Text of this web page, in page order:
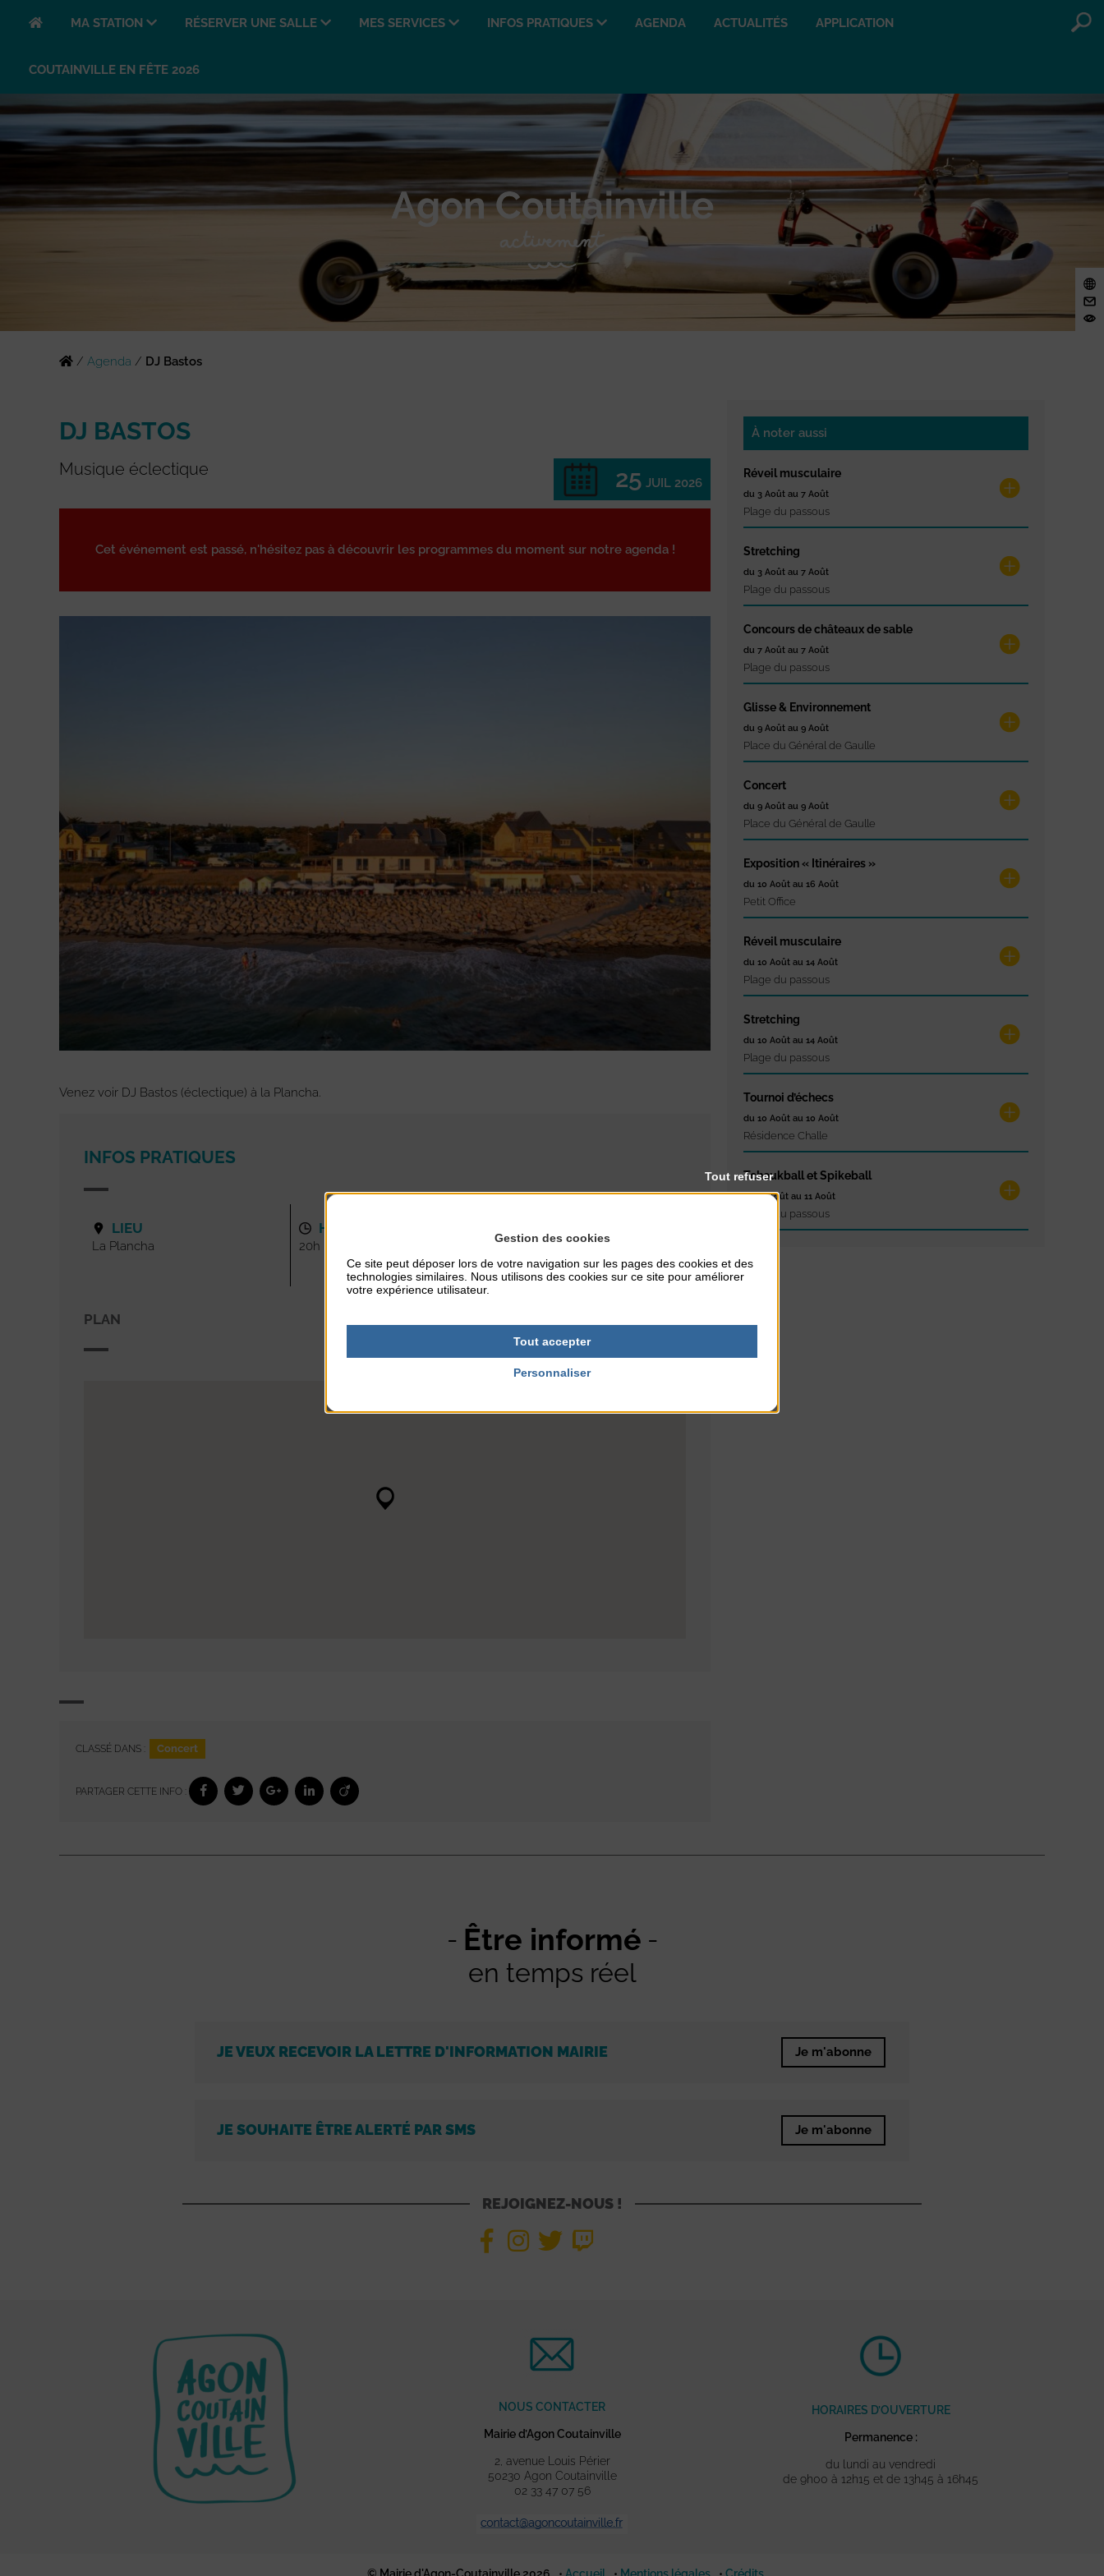
MA STATION RÉSERVER UNE SALLE MES SERVICES INFOS PRATIQUES AGENDA ACTUALITÉS APPLICATION
COUTAINVILLE EN FÊTE 2026
/ Agenda / DJ Bastos
DJ BASTOS
Musique éclectique 25 JUIL 2026
Cet événement est passé, n'hésitez pas à découvrir les programmes du moment sur notre agenda !
Venez voir DJ Bastos (éclectique) à la Plancha.
INFOS PRATIQUES
LIEU
La Plancha
HORAIRES
20h Gratuit
PLAN
CLASSÉ DANS : Concert
PARTAGER CETTE INFO :
À noter aussi
Réveil musculaire
du 3 Août au 7 Août
Plage du passous
Stretching
du 3 Août au 7 Août
Plage du passous
Concours de châteaux de sable
du 7 Août au 7 Août
Plage du passous
Glisse & Environnement
du 9 Août au 9 Août
Place du Général de Gaulle
Concert
du 9 Août au 9 Août
Place du Général de Gaulle
Exposition « Itinéraires »
du 10 Août au 16 Août
Petit Office
Réveil musculaire
du 10 Août au 14 Août
Plage du passous
Stretching
du 10 Août au 14 Août
Plage du passous
Tournoi d’échecs
du 10 Août au 10 Août
Résidence Challe
Tchoukball et Spikeball
du 11 Août au 11 Août
Plage du passous
Être informé
en temps réel
JE VEUX RECEVOIR LA LETTRE D'INFORMATION MAIRIE Je m'abonne
JE SOUHAITE ÊTRE ALERTÉ PAR SMS Je m'abonne
REJOIGNEZ-NOUS !
NOUS CONTACTER
Mairie d’Agon Coutainville
2, avenue Louis Périer
50230 Agon Coutainville
02 33 47 07 56
HORAIRES D’OUVERTURE
Permanence :
du lundi au vendredi
de 9h00 à 12h15 et de 13h45 à 16h45
Gestion des cookies
Ce site peut déposer lors de votre navigation sur les pages des cookies et des
technologies similaires. Nous utilisons des cookies sur ce site pour améliorer
votre expérience utilisateur.
Tout accepter
Tout refuser
Personnaliser